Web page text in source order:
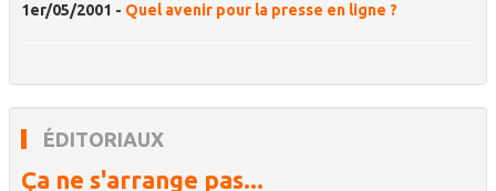
1er/05/2001 - Quel avenir pour la presse en ligne ?
ÉDITORIAUX
Ça ne s'arrange pas...